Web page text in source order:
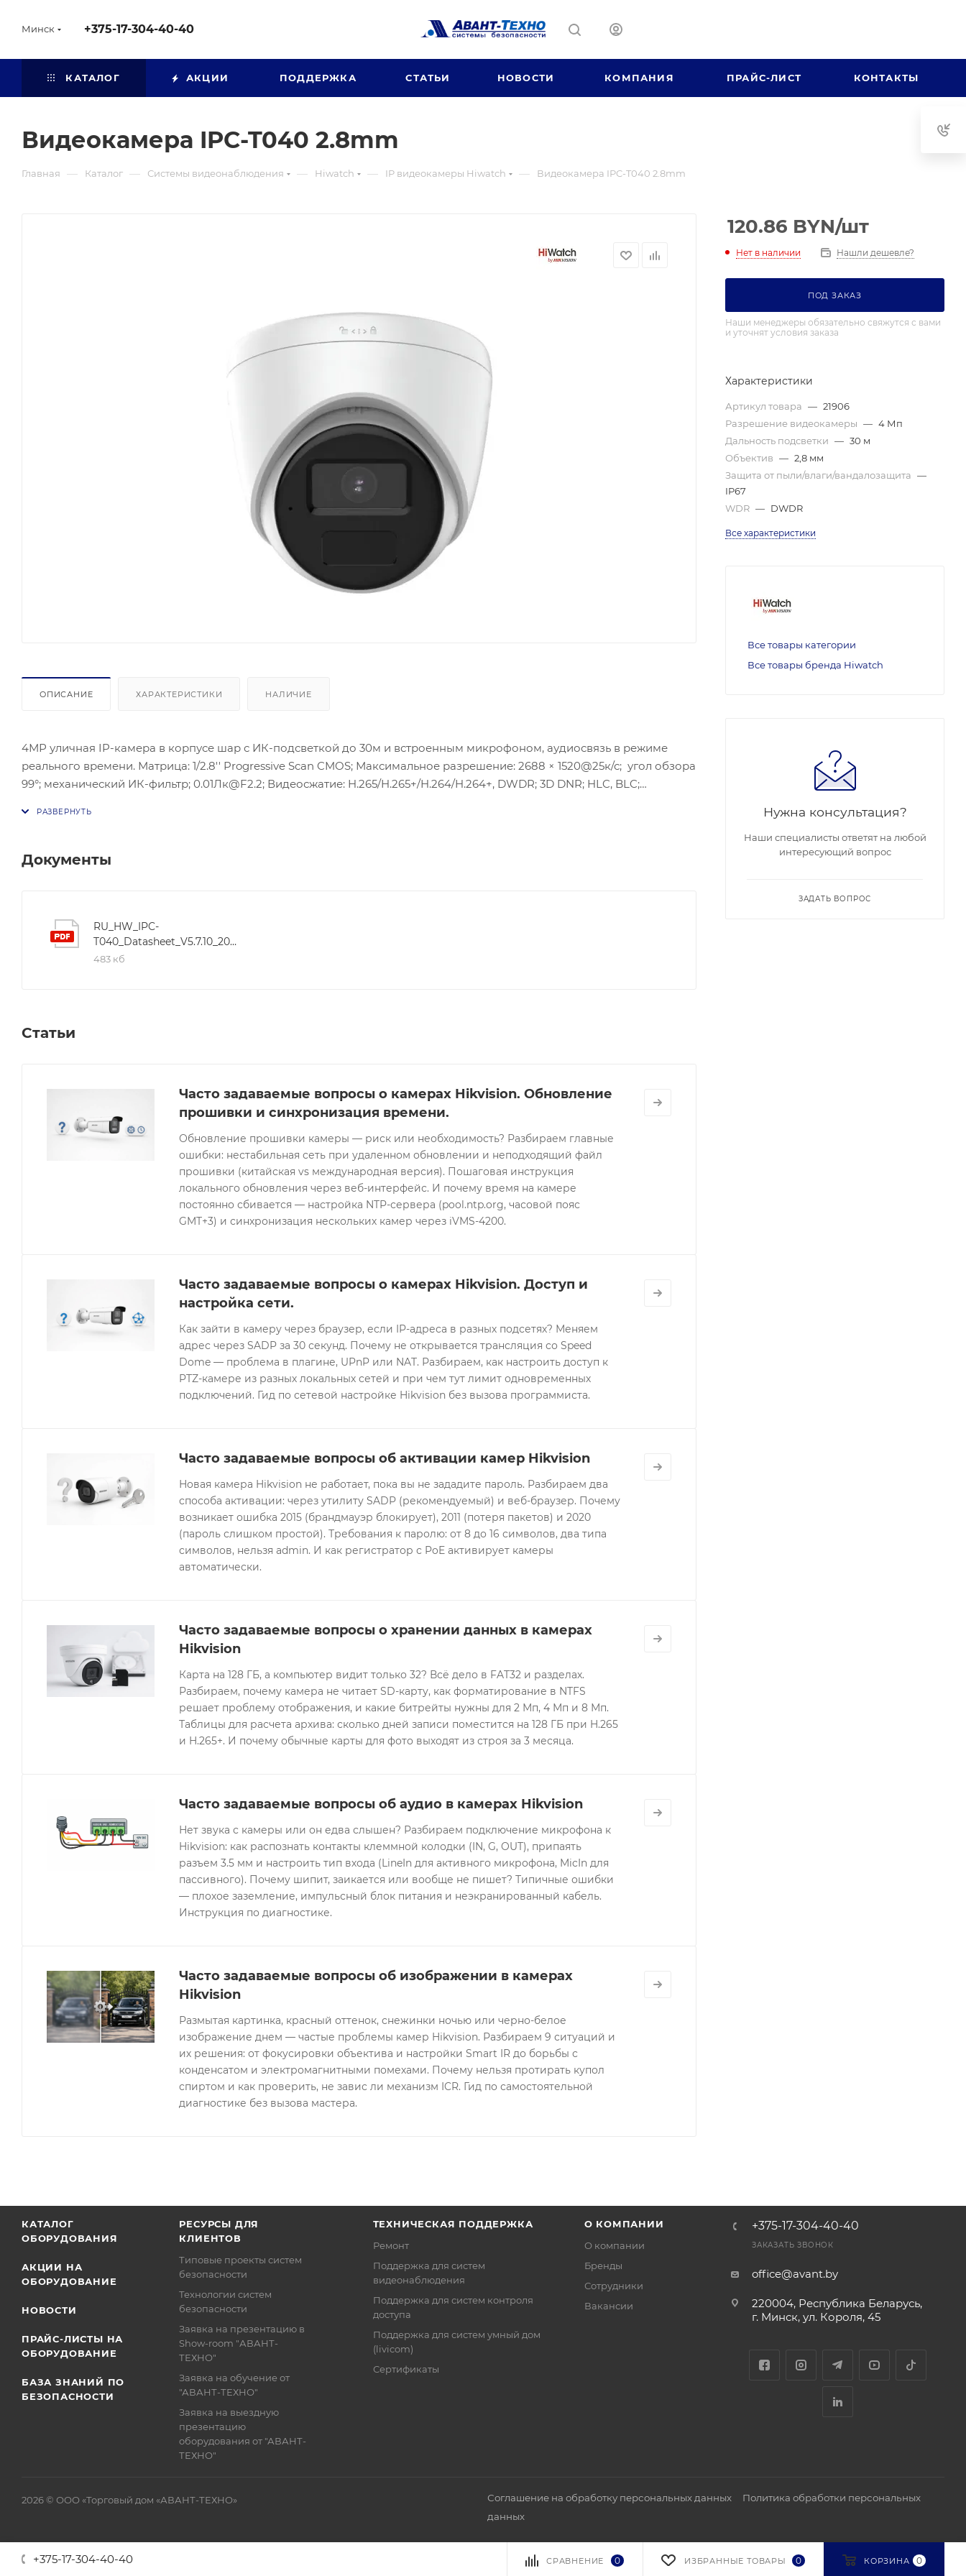
Минск +375-17-304-40-40
КАТАЛОГ АКЦИИ ПОДДЕРЖКА СТАТЬИ НОВОСТИ КОМПАНИЯ ПРАЙС-ЛИСТ КОНТАКТЫ
Видеокамера IPC-T040 2.8mm
Главная — Каталог — Системы видеонаблюдения — Hiwatch — IP видеокамеры Hiwatch — Видеокамера IPC-T040 2.8mm
ОПИСАНИЕ ХАРАКТЕРИСТИКИ НАЛИЧИЕ
4МР уличная IP-камера в корпусе шар с ИК-подсветкой до 30м и встроенным микрофоном, аудиосвязь в режиме
реального времени. Матрица: 1/2.8'' Progressive Scan CMOS; Максимальное разрешение: 2688 × 1520@25к/с; угол обзора
99°; механический ИК-фильтр; 0.01Лк@F2.2; Видеосжатие: H.265/H.265+/H.264/H.264+, DWDR; 3D DNR; HLC, BLC;
Документы
RU_HW_IPC-
T040_Datasheet_V5.7.10_20230421_231201
483 кб
Статьи
Часто задаваемые вопросы о камерах Hikvision. Обновление
прошивки и синхронизация времени.
Обновление прошивки камеры — риск или необходимость? Разбираем главные
ошибки: нестабильная сеть при удаленном обновлении и неподходящий файл
прошивки (китайская vs международная версия). Пошаговая инструкция
локального обновления через веб-интерфейс. И почему время на камере
постоянно сбивается — настройка NTP-сервера (pool.ntp.org, часовой пояс
GMT+3) и синхронизация нескольких камер через iVMS-4200.
Часто задаваемые вопросы о камерах Hikvision. Доступ и
настройка сети.
Как зайти в камеру через браузер, если IP-адреса в разных подсетях? Меняем
адрес через SADP за 30 секунд. Почему не открывается трансляция со Speed
Dome — проблема в плагине, UPnP или NAT. Разбираем, как настроить доступ к
PTZ-камере из разных локальных сетей и при чем тут лимит одновременных
подключений. Гид по сетевой настройке Hikvision без вызова программиста.
Часто задаваемые вопросы об активации камер Hikvision
Новая камера Hikvision не работает, пока вы не зададите пароль. Разбираем два
способа активации: через утилиту SADP (рекомендуемый) и веб-браузер. Почему
возникает ошибка 2015 (брандмауэр блокирует), 2011 (потеря пакетов) и 2020
(пароль слишком простой). Требования к паролю: от 8 до 16 символов, два типа
символов, нельзя admin. И как регистратор с PoE активирует камеры
автоматически.
Часто задаваемые вопросы о хранении данных в камерах
Hikvision
Карта на 128 ГБ, а компьютер видит только 32? Всё дело в FAT32 и разделах.
Разбираем, почему камера не читает SD-карту, как форматирование в NTFS
решает проблему отображения, и какие битрейты нужны для 2 Мп, 4 Мп и 8 Мп.
Таблицы для расчета архива: сколько дней записи поместится на 128 ГБ при H.265
и H.265+. И почему обычные карты для фото выходят из строя за 3 месяца.
Часто задаваемые вопросы об аудио в камерах Hikvision
Нет звука с камеры или он едва слышен? Разбираем подключение микрофона к
Hikvision: как распознать контакты клеммной колодки (IN, G, OUT), припаять
разъем 3.5 мм и настроить тип входа (LineIn для активного микрофона, MicIn для
пассивного). Почему шипит, заикается или вообще не пишет? Типичные ошибки
— плохое заземление, импульсный блок питания и неэкранированный кабель.
Инструкция по диагностике.
Часто задаваемые вопросы об изображении в камерах
Hikvision
Размытая картинка, красный оттенок, снежинки ночью или черно-белое
изображение днем — частые проблемы камер Hikvision. Разбираем 9 ситуаций и
их решения: от фокусировки объектива и настройки Smart IR до борьбы с
конденсатом и электромагнитными помехами. Почему нельзя протирать купол
спиртом и как проверить, не завис ли механизм ICR. Гид по самостоятельной
диагностике без вызова мастера.
120.86 BYN/шт
Нет в наличии Нашли дешевле?
ПОД ЗАКАЗ
Наши менеджеры обязательно свяжутся с вами
и уточнят условия заказа
Характеристики
Артикул товара — 21906
Разрешение видеокамеры — 4 Мп
Дальность подсветки — 30 м
Объектив — 2,8 мм
Защита от пыли/влаги/вандалозащита —
IP67
WDR — DWDR
Все характеристики
Все товары категории
Все товары бренда Hiwatch
Нужна консультация?
Наши специалисты ответят на любой
интересующий вопрос
ЗАДАТЬ ВОПРОС
КАТАЛОГ
ОБОРУДОВАНИЯ
АКЦИИ НА
ОБОРУДОВАНИЕ
НОВОСТИ
ПРАЙС-ЛИСТЫ НА
ОБОРУДОВАНИЕ
БАЗА ЗНАНИЙ ПО
БЕЗОПАСНОСТИ
РЕСУРСЫ ДЛЯ
КЛИЕНТОВ
Типовые проекты систем
безопасности
Технологии систем
безопасности
Заявка на презентацию в
Show-room "АВАНТ-
ТЕХНО"
Заявка на обучение от
"АВАНТ-ТЕХНО"
Заявка на выездную
презентацию
оборудования от "АВАНТ-
ТЕХНО"
ТЕХНИЧЕСКАЯ ПОДДЕРЖКА
Ремонт
Поддержка для систем
видеонаблюдения
Поддержка для систем контроля
доступа
Поддержка для систем умный дом
(livicom)
Сертификаты
О КОМПАНИИ
О компании
Бренды
Сотрудники
Вакансии
+375-17-304-40-40
ЗАКАЗАТЬ ЗВОНОК
office@avant.by
220004, Республика Беларусь,
г. Минск, ул. Короля, 45
Соглашение на обработку персональных данных
Политика обработки персональных
данных
2026 © ООО «Торговый дом «АВАНТ-ТЕХНО»
+375-17-304-40-40 СРАВНЕНИЕ 0 ИЗБРАННЫЕ ТОВАРЫ 0 КОРЗИНА 0